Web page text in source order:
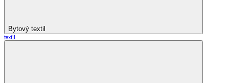
Bytový textil
textil